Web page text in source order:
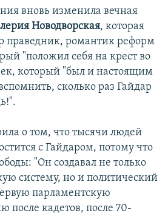
вновь изменила вечная
Новодворская, которая
праведник, романтик реформ
"положил себя на крест во
который "был и настоящим
сколько раз Гайдар
о том, что тысячи людей
с Гайдаром, потому что
"Он создавал не только
систему, но и политический
парламентскую
после кадетов, после 70-